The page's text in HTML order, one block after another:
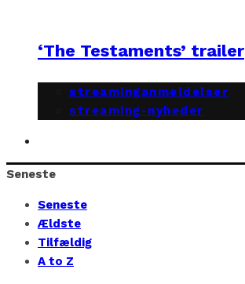
‘The Testaments’ trailer
streaminganmeldelser
streaming-nyheder
Seneste
Seneste
Ældste
Tilfældig
A to Z